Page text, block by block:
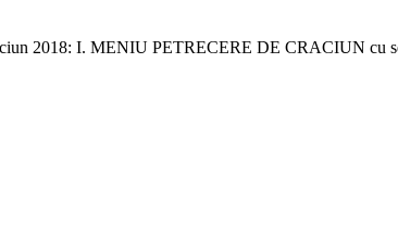
2018: I. MENIU PETRECERE DE CRACIUN cu